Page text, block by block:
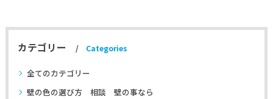
カテゴリー Categories
全てのカテゴリー
壁の色の選び方 相談 壁の事なら